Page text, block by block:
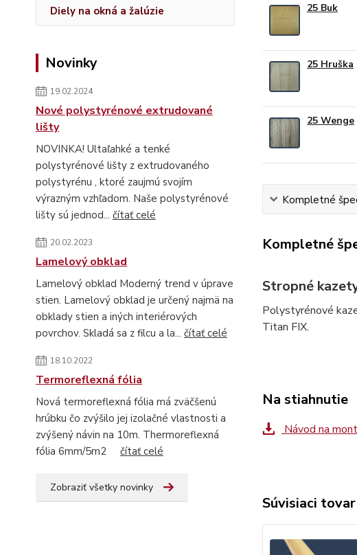
Diely na okná a žalúzie
Novinky
19.02.2024
Nové polystyrénové extrudované
lišty
NOVINKA! Ultaľahké a tenké
polystyrénové lišty z extrudovaného
polystyrénu , ktoré zaujmú svojím
výrazným vzhľadom. Naše polystyrénové
lišty sú jednod... čítať celé
20.02.2023
Lamelový obklad
Lamelový obklad Moderný trend v úprave
stien. Lamelový obklad je určený najmä na
obklady stien a iných interiérových
povrchov. Skladá sa z filcu a la... čítať celé
18.10.2022
Termoreflexná fólia
Nová termoreflexná fólia má zväčšenú
hrúbku čo zvýšilo jej izolačné vlastnosti a
zvýšený návin na 10m. Thermoreflexná
fólia 6mm/5m2 čítať celé
Zobraziť všetky novinky
25 Buk
25 Hruška
25 Wenge
Kompletné
Kompletné
Stropné
Polystyrénové
Titan FIX.
Na stiahnutie
Návod na
Súvisiaci tovar